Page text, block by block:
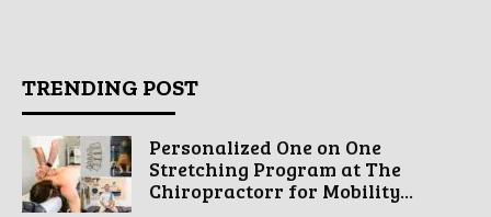
TRENDING POST
Personalized One on One
Stretching Program at The
Chiropractorr for Mobility...